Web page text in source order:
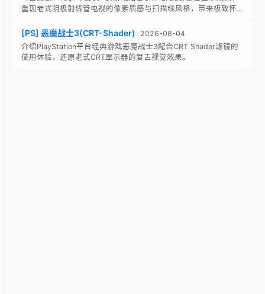
重现老式阴极射线管电视的像素质感与扫描线风格，带来极致怀…
[PS] 恶魔战士3(CRT-Shader)
2026-08-04
介绍PlayStation平台经典游戏恶魔战士3配合CRT Shader滤镜的
使用体验，还原老式CRT显示器的复古视觉效果。